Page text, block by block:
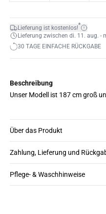
Lieferung ist kostenlos!*
Lieferung zwischen di. 11. aug. -
30 TAGE EINFACHE RÜCKGABE
Beschreibung
Unser Modell ist 187 cm groß
Über das Produkt
Zahlung, Lieferung und
Pflege- & Waschhinweise